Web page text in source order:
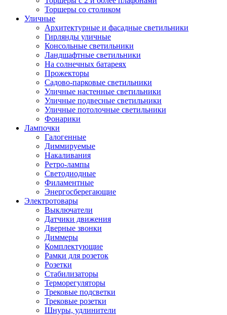
Торшеры со столиком
Уличные
Архитектурные и фасадные светильники
Гирлянды уличные
Консольные светильники
Ландшафтные светильники
На солнечных батареях
Прожекторы
Садово-парковые светильники
Уличные настенные светильники
Уличные подвесные светильники
Уличные потолочные светильники
Фонарики
Лампочки
Галогенные
Диммируемые
Накаливания
Ретро-лампы
Светодиодные
Филаментные
Энергосберегающие
Электротовары
Выключатели
Датчики движения
Дверные звонки
Диммеры
Комплектующие
Рамки для розеток
Розетки
Стабилизаторы
Терморегуляторы
Трековые подсветки
Трековые розетки
Шнуры, удлинители